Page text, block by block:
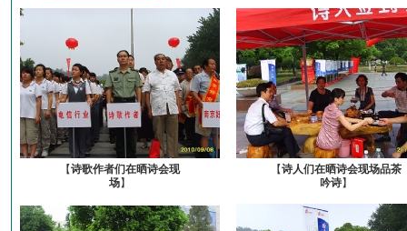
【诗歌作者们在晒诗会现
场】
【诗人们在晒诗会现场品茶
吟诗】